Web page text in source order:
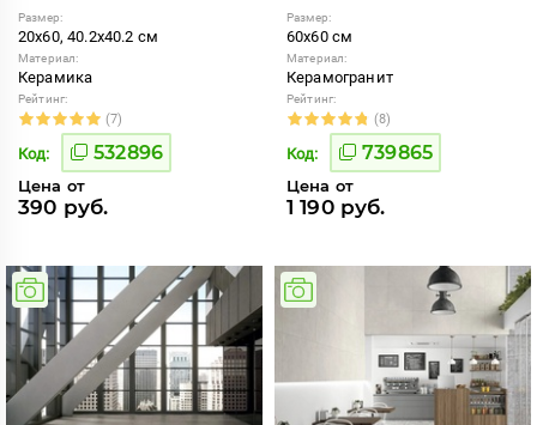
Размер:
20x60, 40.2x40.2 см
Материал:
Керамика
Рейтинг:
(7)
Код: 532896
Цена от
390 руб.
Размер:
60x60 см
Материал:
Керамогранит
Рейтинг:
(8)
Код: 739865
Цена от
1 190 руб.